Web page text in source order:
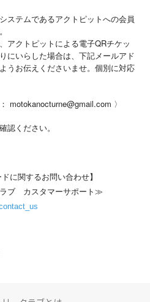
ステムであるアクトピットへの会員
アクトピットによる電子QRチケッ
にいらした場合は、下記メールアド
うお伝えくださいませ。個別に対応
motokanocturne@gmail.com 〉
認ください。
に関するお問い合わせ】
ラブ カスタマーサポート≫